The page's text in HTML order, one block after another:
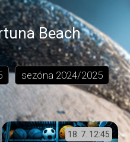
Beach
sezóna 2024/2025
18. 7. 12:45